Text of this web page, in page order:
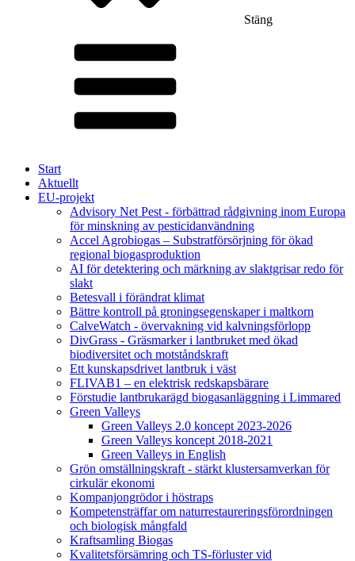
Stäng
Start
Aktuellt
EU-projekt
Advisory Net Pest - förbättrad rådgivning inom Europa
för minskning av pesticidanvändning
Accel Agrobiogas – Substratförsörjning för ökad
regional biogasproduktion
AI för detektering och märkning av slaktgrisar redo för
slakt
Betesvall i förändrat klimat
Bättre kontroll på groningsegenskaper i maltkorn
CalveWatch - övervakning vid kalvningsförlopp
DivGrass - Gräsmarker i lantbruket med ökad
biodiversitet och motståndskraft
Ett kunskapsdrivet lantbruk i väst
FLIVAB1 – en elektrisk redskapsbärare
Förstudie lantbrukarägd biogasanläggning i Limmared
Green Valleys
Green Valleys 2.0 koncept 2023-2026
Green Valleys koncept 2018-2021
Green Valleys in English
Grön omställningskraft - stärkt klustersamverkan för
cirkulär ekonomi
Kompanjongrödor i höstraps
Kompetensträffar om naturrestaureringsförordningen
och biologisk mångfald
Kraftsamling Biogas
Kvalitetsförsämring och TS-förluster vid